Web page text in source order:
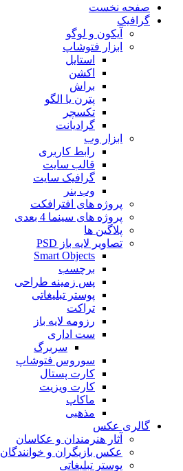
صفحه نخست
گرافیک
آیکون و لوگو
ابزار فتوشاپ
استایل
اکشن
براش
پترن یا الگو
تکسچر
گرادیانت
ابزار وب
رابط کاربری
قالب سایت
گرافیک سایت
وب بنر
پروژه های افترافکت
پروژه های سینما 4 بعدی
پلاگین ها
تصاویر لایه باز PSD
Smart Objects
برچسب
پس زمینه طراحی
پوستر تبلیغاتی
تراکت
رزومه لایه باز
ست اداری
سربرگ
سوروس فتوشاپ
کارت پستال
کارت ویزیت
ماکاپ
مذهبی
گالری عکس
آثار هنرمندان و عکاسان
عکس بازیگران و خوانندگان
پوستر تبلیغاتی